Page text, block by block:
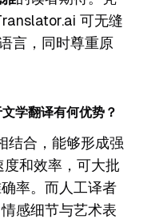
可无缝
言，同时尊重原
学翻译有何优势？
结合，能够形成强
和效率，可大批
率。而人工译者
感细节与艺术表